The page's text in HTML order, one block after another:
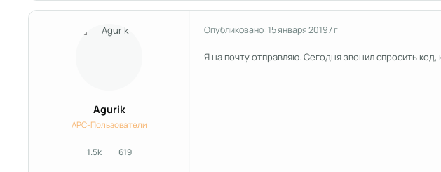
Agurik
APC-Пользователи
1.5kсообщения
619Репутация
Опубликовано:15 января 20197 г
Я на почту отправляю. Сегодня звонил спросить